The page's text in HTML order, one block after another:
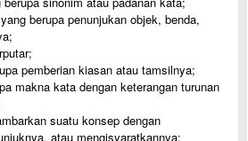
berupa penunjukan objek, benda,
pemberian kiasan atau tamsilnya;
makna kata dengan keterangan turunan
suatu konsep dengan
atau mengisyaratkannya;